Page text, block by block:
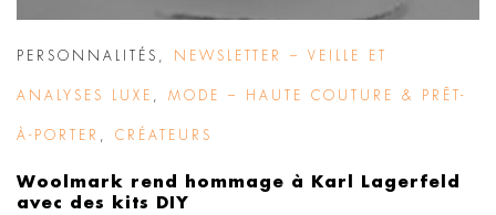
PERSONNALITÉS NEWSLETTER – VEILLE ET
ANALYSES LUXE MODE – HAUTE COUTURE & PRÊT-
À-PORTER CRÉATEURS
Woolmark rend hommage à Karl Lagerfeld
avec des kits DIY